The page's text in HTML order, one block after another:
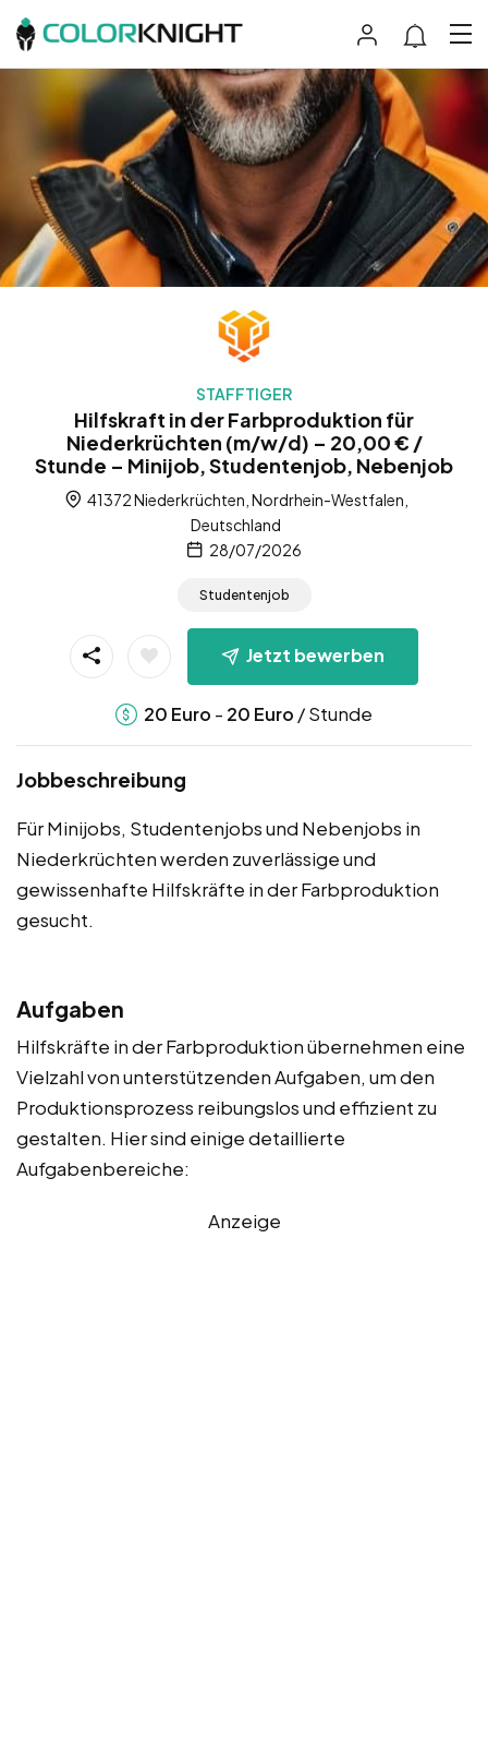
STAFFTIGER
Hilfskraft in der Farbproduktion für
Niederkrüchten (m/w/d) – 20,00 € /
Stunde – Minijob, Studentenjob, Nebenjob
41372 Niederkrüchten, Nordrhein-Westfalen,
Deutschland
28/07/2026
Studentenjob
Jetzt bewerben
20 Euro - 20 Euro / Stunde
Jobbeschreibung
Für Minijobs, Studentenjobs und Nebenjobs in
Niederkrüchten werden zuverlässige und
gewissenhafte Hilfskräfte in der Farbproduktion
gesucht.
Aufgaben
Hilfskräfte in der Farbproduktion übernehmen eine
Vielzahl von unterstützenden Aufgaben, um den
Produktionsprozess reibungslos und effizient zu
gestalten. Hier sind einige detaillierte
Aufgabenbereiche:
Anzeige